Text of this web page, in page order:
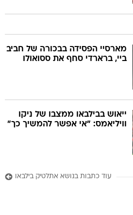
מארסיי הפסידה בבכורה של חביב
ביי, ברארדי סחף את ססואולו
ייאוש בבילבאו ממצבו של ניקו
וויליאמס: "אי אפשר להמשיך כך"
עוד כתבות בנושא אתלטיק בילבאו